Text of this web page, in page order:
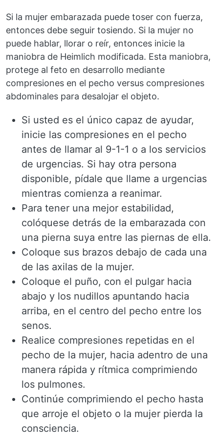
Si la mujer embarazada puede toser con fuerza,
entonces debe seguir tosiendo. Si la mujer no
puede hablar, llorar o reír, entonces inicie la
maniobra de Heimlich modificada. Esta maniobra,
protege al feto en desarrollo mediante
compresiones en el pecho versus compresiones
abdominales para desalojar el objeto.
Si usted es el único capaz de ayudar,
inicie las compresiones en el pecho
antes de llamar al 9-1-1 o a los servicios
de urgencias. Si hay otra persona
disponible, pídale que llame a urgencias
mientras comienza a reanimar.
Para tener una mejor estabilidad,
colóquese detrás de la embarazada con
una pierna suya entre las piernas de ella.
Coloque sus brazos debajo de cada una
de las axilas de la mujer.
Coloque el puño, con el pulgar hacia
abajo y los nudillos apuntando hacia
arriba, en el centro del pecho entre los
senos.
Realice compresiones repetidas en el
pecho de la mujer, hacia adentro de una
manera rápida y rítmica comprimiendo
los pulmones.
Continúe comprimiendo el pecho hasta
que arroje el objeto o la mujer pierda la
consciencia.